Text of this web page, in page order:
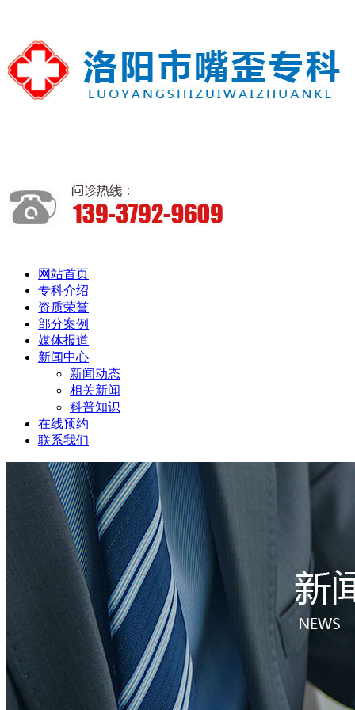
网站首页
专科介绍
资质荣誉
部分案例
媒体报道
新闻中心
新闻动态
相关新闻
科普知识
在线预约
联系我们